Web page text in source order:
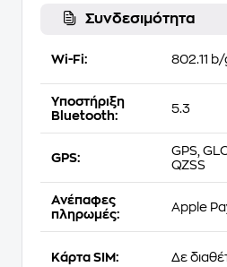
Συνδεσιμότητα
Wi-Fi: 802.11
Υποστήριξη
Bluetooth:
5.3
GPS:
GPS,
QZSS
Ανέπαφες
πληρωμές:
Apple
Κάρτα SIM: Δε